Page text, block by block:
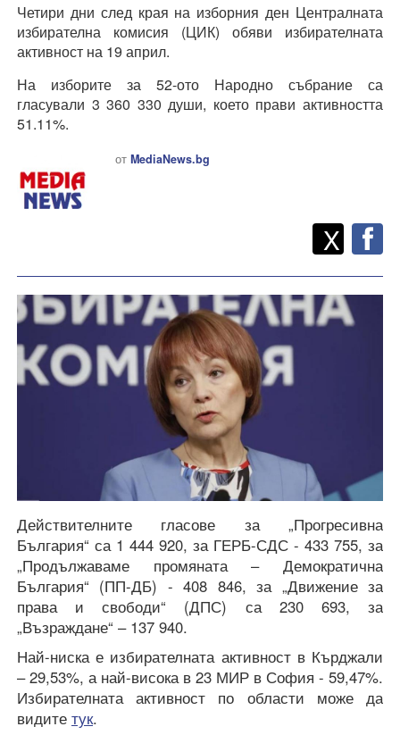
Четири дни след края на изборния ден Централната
избирателна комисия (ЦИК) обяви избирателната
активност на 19 април.
На изборите за 52-ото Народно събрание са
гласували 3 360 330 души, което прави активността
51.11%.
от MediaNews.bg
Споделете
X
Действителните гласове за „Прогресивна
България“ са 1 444 920, за ГЕРБ-СДС - 433 755, за
„Продължаваме промяната – Демократична
България“ (ПП-ДБ) - 408 846, за „Движение за
права и свободи“ (ДПС) са 230 693, за
„Възраждане“ – 137 940.
Най-ниска е избирателната активност в Кърджали
– 29,53%, а най-висока в 23 МИР в София - 59,47%.
Избирателната активност по области може да
видите тук.